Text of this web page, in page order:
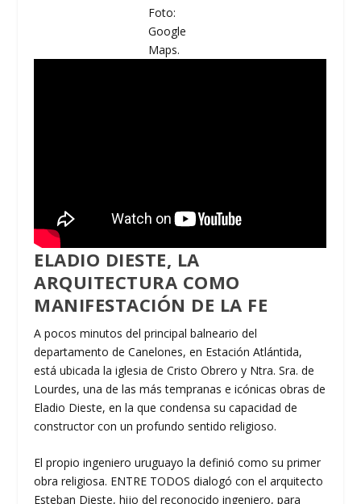
Foto:
Google
Maps.
ELADIO DIESTE, LA
ARQUITECTURA COMO
MANIFESTACIÓN DE LA FE
A pocos minutos del principal balneario del
departamento de Canelones, en Estación Atlántida,
está ubicada la iglesia de Cristo Obrero y Ntra. Sra. de
Lourdes, una de las más tempranas e icónicas obras de
Eladio Dieste, en la que condensa su capacidad de
constructor con un profundo sentido religioso.
El propio ingeniero uruguayo la definió como su primer
obra religiosa. ENTRE TODOS dialogó con el arquitecto
Esteban Dieste, hijo del reconocido ingeniero, para